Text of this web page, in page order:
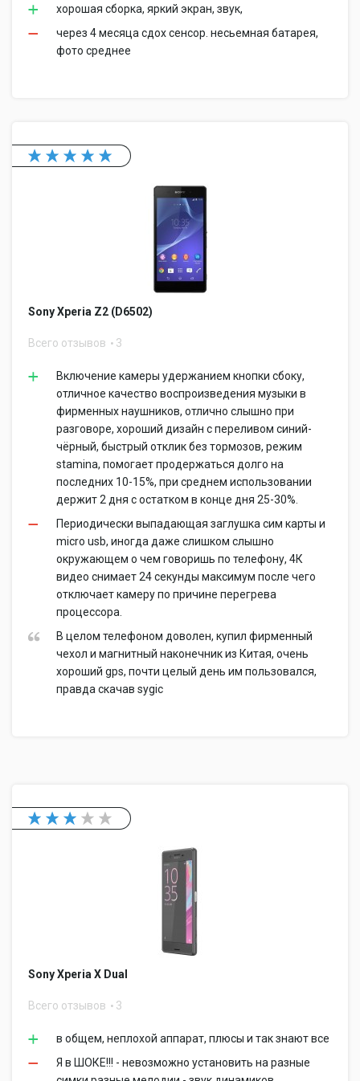
хорошая сборка, яркий экран, звук,
через 4 месяца сдох сенсор. несьемная батарея,
фото среднее
Sony Xperia Z2 (D6502)
Всего отзывов 3
Включение камеры удержанием кнопки сбоку,
отличное качество воспроизведения музыки в
фирменных наушников, отлично слышно при
разговоре, хороший дизайн с переливом синий-
чёрный, быстрый отклик без тормозов, режим
stamina, помогает продержаться долго на
последних 10-15%, при среднем использовании
держит 2 дня с остатком в конце дня 25-30%.
Периодически выпадающая заглушка сим карты и
micro usb, иногда даже слишком слышно
окружающем о чем говоришь по телефону, 4К
видео снимает 24 секунды максимум после чего
отключает камеру по причине перегрева
процессора.
В целом телефоном доволен, купил фирменный
чехол и магнитный наконечник из Китая, очень
хороший gps, почти целый день им пользовался,
правда скачав sygic
Sony Xperia X Dual
Всего отзывов 3
в общем, неплохой аппарат, плюсы и так знают все
Я в ШОКЕ!!! - невозможно установить на разные